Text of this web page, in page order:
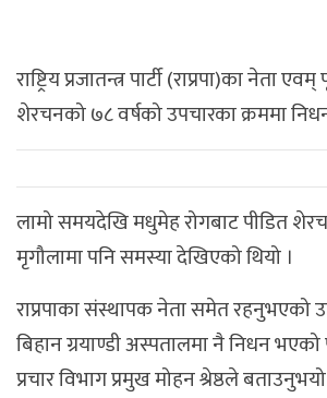
राष्ट्रिय प्रजातन्त्र पार्टी (राप्रपा)का नेता
शेरचनको ७८ वर्षको उपचारका क्रममा
लामो समयदेखि मधुमेह रोगबाट पीडित
मृगौलामा पनि समस्या देखिएको थियो ।
राप्रपाका संस्थापक नेता समेत रहनुभएको
बिहान ग्रयाण्डी अस्पतालमा नै निधन भएको
प्रचार विभाग प्रमुख मोहन श्रेष्ठले